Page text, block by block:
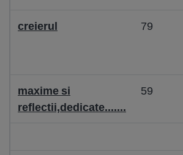
creierul 79
maxime si
reflectii,dedicate.......
59